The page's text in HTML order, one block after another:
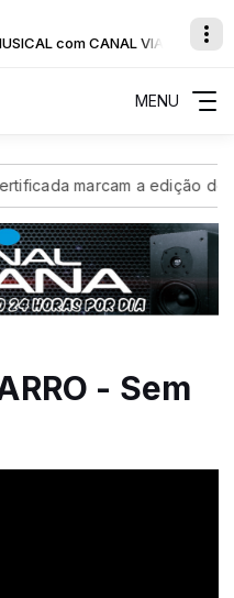
com CANAL VIANA
Teixeira
MENU
a edição de 2026
- Sem